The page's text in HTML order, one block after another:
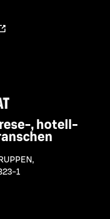
, hotell-
,
1